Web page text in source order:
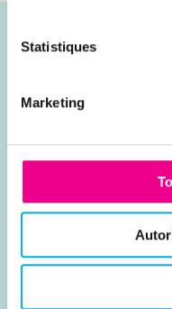
Statistiques
Marketing
Demander
Leader de
plus de 130 ans,
acteurs